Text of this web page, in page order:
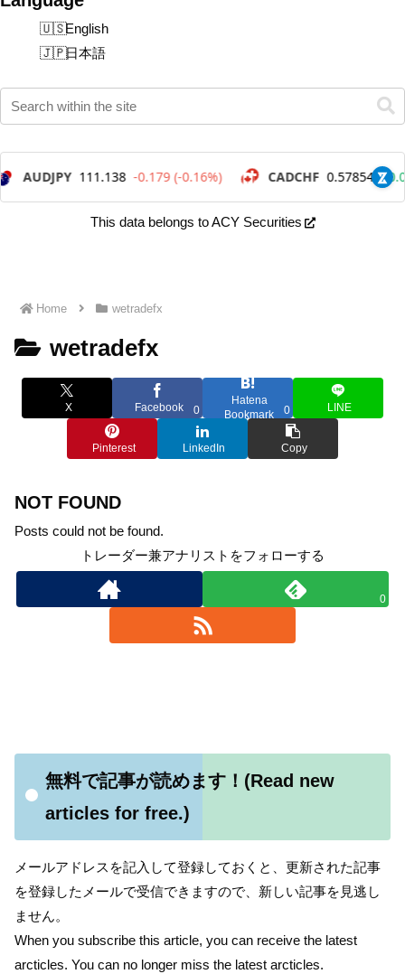
English
日本語
This data belongs to ACY Securities
Home wetradefx
wetradefx
X Facebook 0
Hatena
Bookmark
0 LINE
Pinterest LinkedIn Copy
NOT FOUND
Posts could not be found.
トレーダー兼アナリストをフォローする
0
無料で記事が読めます！(Read new
articles for free.)
メールアドレスを記入して登録しておくと、更新された記事
を登録したメールで受信できますので、新しい記事を見逃し
ません。
When you subscribe this article, you can receive the latest
arcticles. You can no longer miss the latest arcticles.